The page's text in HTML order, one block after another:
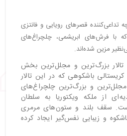
تداعی‌کننده قصرهای رویایی و فانتزی
با فرش‌های ابریشمی، چلچراغ‌های
مزین شده‌اند.
تالار بزرگ‌ترین و مجلل‌ترین بخش
باشکوهی که در این تالار
مجلل‌ترین و بزرگ‌ترین چلچراغ‌های
از ملکه ویکتوریا به سلطان
سقف بلند و ستون‌های مرمری
و زیبایی نفس‌گیر ایجاد کرده